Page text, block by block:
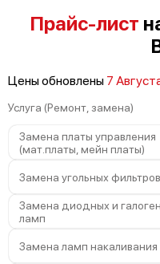
Прайс-лист
Цены обновлены 7
Услуга (Ремонт, замена)
Замена платы управления
(мат.платы, мейн платы)
Замена угольных фильтров
Замена диодных и
ламп
Замена ламп накаливания